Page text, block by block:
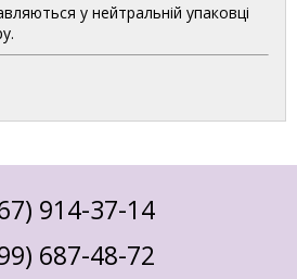
у нейтральній упаковці
914-37-14
687-48-72